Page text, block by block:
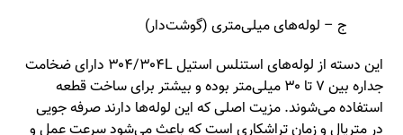
ج – لوله‌های میلی‌متری (گوشت‌دار)
این دسته از لوله‌های استنلس استیل ۳۰۴/۳۰۴L دارای ضخامت
جداره بین ۷ تا ۳۰ میلی‌متر بوده و بیشتر برای ساخت قطعه
استفاده می‌شوند. مزیت اصلی که این لوله‌ها دارند صرفه جویی
در متریال و زمان تراشکاری است که باعث می‌شود سرعت عمل و